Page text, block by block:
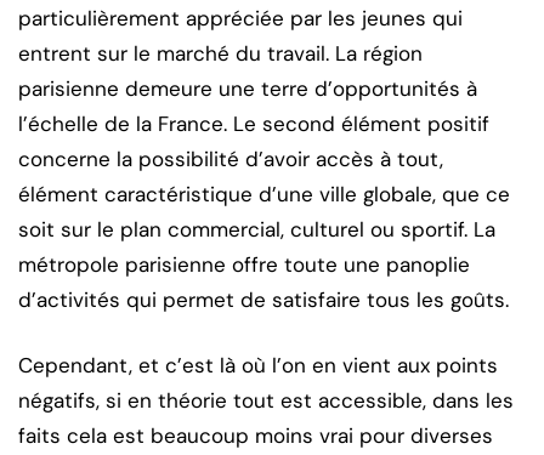
particulièrement appréciée par les jeunes qui
entrent sur le marché du travail. La région
parisienne demeure une terre d’opportunités à
l’échelle de la France. Le second élément positif
concerne la possibilité d’avoir accès à tout,
élément caractéristique d’une ville globale, que ce
soit sur le plan commercial, culturel ou sportif. La
métropole parisienne offre toute une panoplie
d’activités qui permet de satisfaire tous les goûts.
Cependant, et c’est là où l’on en vient aux points
négatifs, si en théorie tout est accessible, dans les
faits cela est beaucoup moins vrai pour diverses